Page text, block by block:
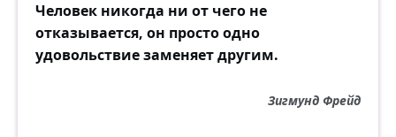
Человек никогда ни от чего не
отказывается, он просто одно
удовольствие заменяет другим.
Зигмунд Фрейд